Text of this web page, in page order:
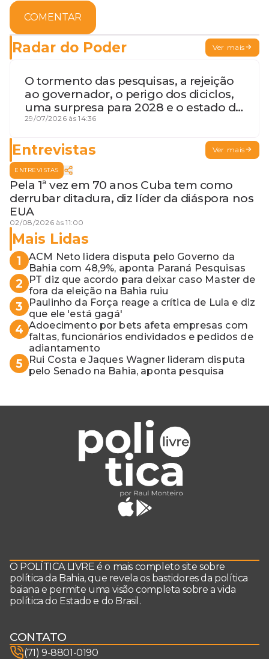
COMENTAR
Radar do Poder Ver mais
O tormento das pesquisas, a rejeição
ao governador, o perigo dos diciclos,
uma surpresa para 2028 e o estado de
terceira guerra mundial
29/07/2026 às 14:36
Entrevistas Ver mais
ENTREVISTAS
Pela 1ª vez em 70 anos Cuba tem como
derrubar ditadura, diz líder da diáspora nos
EUA
02/08/2026 às 11:00
Mais Lidas
1
ACM Neto lidera disputa pelo Governo da
Bahia com 48,9%, aponta Paraná Pesquisas
2
PT diz que acordo para deixar caso Master de
fora da eleição na Bahia ruiu
3
Paulinho da Força reage a crítica de Lula e diz
que ele 'está gagá'
4 Adoecimento por bets afeta empresas com
faltas, funcionários endividados e pedidos de
adiantamento
5
Rui Costa e Jaques Wagner lideram disputa
pelo Senado na Bahia, aponta pesquisa
O POLÍTICA LIVRE é o mais completo site sobre
política da Bahia, que revela os bastidores da política
baiana e permite uma visão completa sobre a vida
política do Estado e do Brasil.
CONTATO
(71) 9-8801-0190